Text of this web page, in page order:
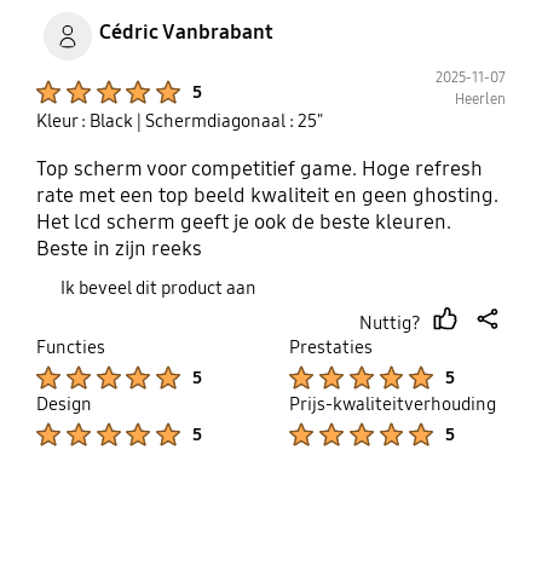
Cédric Vanbrabant
5
2025-11-07
Heerlen
Kleur : Black | Schermdiagonaal : 25"
Top scherm voor competitief game. Hoge refresh
rate met een top beeld kwaliteit en geen ghosting.
Het lcd scherm geeft je ook de beste kleuren.
Beste in zijn reeks
Ik beveel dit product aan
Nuttig?
up
Functies
5
Prestaties
5
Design
5
Prijs-kwaliteitverhouding
5